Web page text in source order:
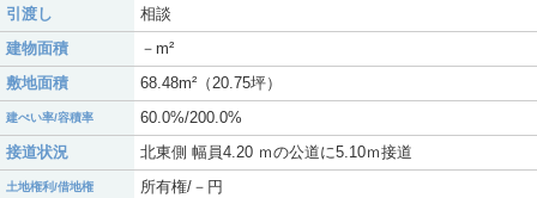
引渡し
相談
建物面積
－m²
敷地面積
68.48m²（20.75坪）
建ぺい率/容積率
60.0%/200.0%
接道状況
北東側 幅員4.20 ｍの公道に5.10ｍ接道
土地権利/借地権
所有権/－円